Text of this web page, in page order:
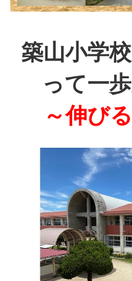
築山小学
って一
～伸び